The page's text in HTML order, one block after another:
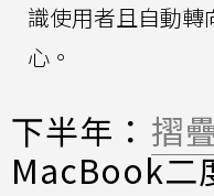
識使用者且自動轉
心。
下半年： 摺
MacBook二